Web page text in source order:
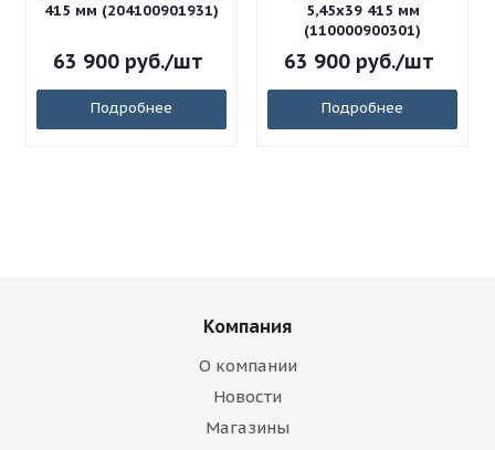
415 мм (204100901931)
63 900руб./шт
Подробнее
5,45x39 415 мм
(110000900301)
63 900руб./шт
Подробнее
Компания
О компании
Новости
Магазины